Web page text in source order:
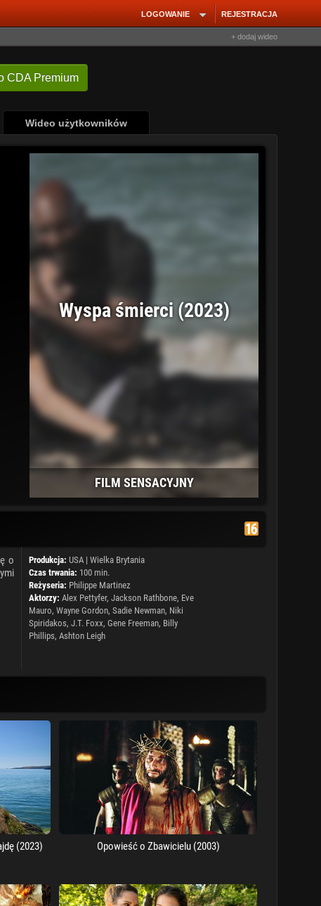
REJESTRACJA
LOGOWANIE
+ dodaj wideo
CDA Premium
Wideo użytkowników
Wyspa śmierci (2023)
FILM SENSACYJNY
o
Produkcja: USA | Wielka Brytania
Czas trwania: 100 min.
Reżyseria: Philippe Martinez
Aktorzy: Alex Pettyfer, Jackson Rathbone, Eve
Mauro, Wayne Gordon, Sadie Newman, Niki
Spiridakos, J.T. Foxx, Gene Freeman, Billy
Phillips, Ashton Leigh
(2023) Opowieść o Zbawicielu (2003)